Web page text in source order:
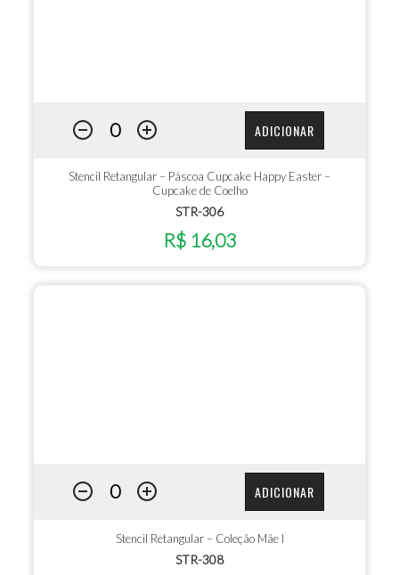
ADICIONAR
Stencil Retangular – Páscoa Cupcake Happy Easter –
Cupcake de Coelho
STR-306
R$ 16,03
ADICIONAR
Stencil Retangular – Coleção Mãe I
STR-308